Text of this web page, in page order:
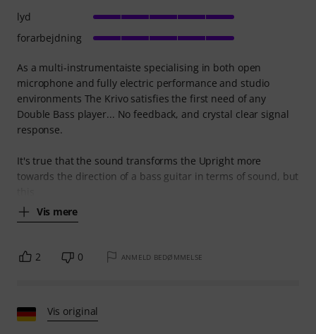
As a multi-instrumentaiste specialising in both open
microphone and fully electric performance and studio
environments The Krivo satisfies the first need of any
Double Bass player... No feedback, and crystal clear signal
response.
It's true that the sound transforms the Upright more
towards the direction of a bass guitar in terms of sound, but
Vis mere
lyd
forarbejdning
2 0 ANMELD BEDØMMELSE
Vis original